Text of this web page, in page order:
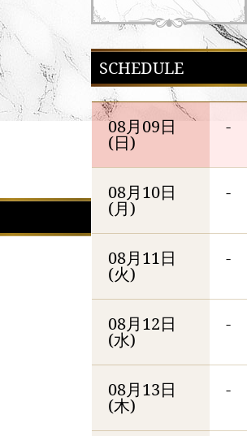
SCHEDULE
08月09日
(日)
-
08月10日
(月)
-
08月11日
(火)
-
08月12日
(水)
-
08月13日
(木)
-